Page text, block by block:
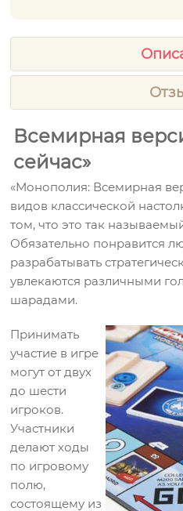
Всемирная
сейчас»
«Монополия: Всемирная
видов классической
том, что это так
Обязательно понравится
разрабатывать
увлекаются различными
шарадами.
Принимать
участие в игре
могут от двух
до шести
игроков.
Участники
делают ходы
по игровому
полю,
состоящему из